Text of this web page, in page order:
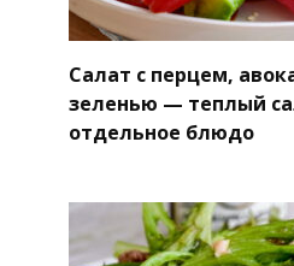
Салат с перцем,
зеленью — теплый
отдельное блюдо